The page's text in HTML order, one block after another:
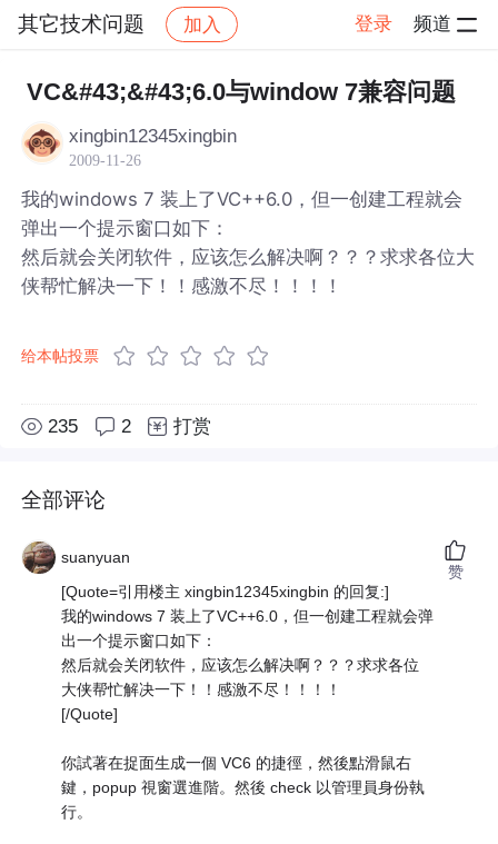
其它技术问题 加入 登录 频道
社区 其它技术问题 帖子详情
VC&#43;&#43;6.0与window 7兼容问题
xingbin12345xingbin
2009-11-26
我的windows 7 装上了VC++6.0，但一创建工程就会
弹出一个提示窗口如下：
然后就会关闭软件，应该怎么解决啊？？？求求各位大
侠帮忙解决一下！！感激不尽！！！！
给本帖投票
235 2 打赏
全部评论
suanyuan
[Quote=引用楼主 xingbin12345xingbin 的回复:]
我的windows 7 装上了VC++6.0，但一创建工程就会弹
出一个提示窗口如下：
然后就会关闭软件，应该怎么解决啊？？？求求各位
大侠帮忙解决一下！！感激不尽！！！！
[/Quote]
你試著在捉面生成一個 VC6 的捷徑，然後點滑鼠右
鍵，popup 視窗選進階。然後 check 以管理員身份執
行。
赞